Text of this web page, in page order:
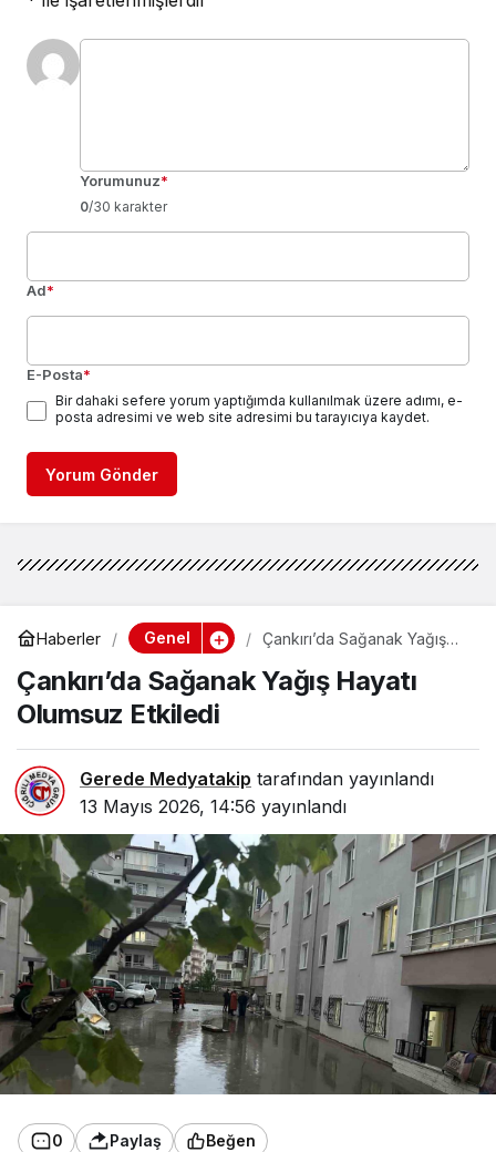
Yorumunuz*
0/30 karakter
Ad*
E-Posta*
Bir dahaki sefere yorum yaptığımda kullanılmak üzere adımı, e-
posta adresimi ve web site adresimi bu tarayıcıya kaydet.
Yorum Gönder
Haberler Genel
Çankırı’da Sağanak Yağış
Çankırı’da Sağanak Yağış Hayatı
Olumsuz Etkiledi
Gerede Medyatakip tarafından yayınlandı
13 Mayıs 2026, 14:56 yayınlandı
0 Paylaş Beğen